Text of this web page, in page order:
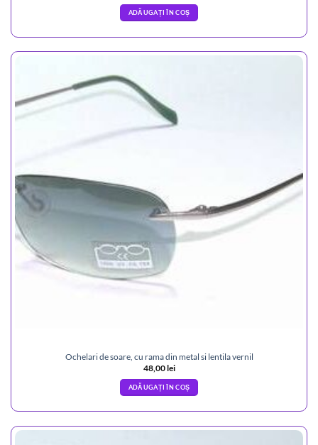
ADĂUGAȚI ÎN COȘ
Ochelari de soare, cu rama din metal si lentila vernil
48,00lei
ADĂUGAȚI ÎN COȘ